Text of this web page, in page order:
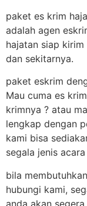
paket es krim
adalah agen
hajatan siap
dan sekitarnya.
paket eskrim
Mau cuma es
krimnya ? atau
lengkap dengan
kami bisa
segala jenis
bila
hubungi kami,
anda akan